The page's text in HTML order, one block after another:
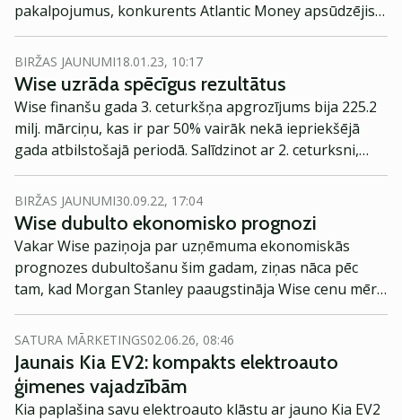
pakalpojumus, konkurents Atlantic Money apsūdzējis
uzņēmumu konkurences kropļošanā.
BIRŽAS JAUNUMI18.01.23, 10:17
Wise uzrāda spēcīgus rezultātus
Wise finanšu gada 3. ceturkšņa apgrozījums bija 225.2
milj. mārciņu, kas ir par 50% vairāk nekā iepriekšējā
gada atbilstošajā periodā. Salīdzinot ar 2. ceturksni,
pieaugums bija 6%.
BIRŽAS JAUNUMI30.09.22, 17:04
Wise dubulto ekonomisko prognozi
Vakar Wise paziņoja par uzņēmuma ekonomiskās
prognozes dubultošanu šim gadam, ziņas nāca pēc
tam, kad Morgan Stanley paaugstināja Wise cenu mērķi
no 570 pensiem uz 700 pensiem, akcijām reaģējot ar
lielu pieaugumu.
SATURA MĀRKETINGS02.06.26, 08:46
Jaunais Kia EV2: kompakts elektroauto
ģimenes vajadzībām
Kia paplašina savu elektroauto klāstu ar jauno Kia EV2